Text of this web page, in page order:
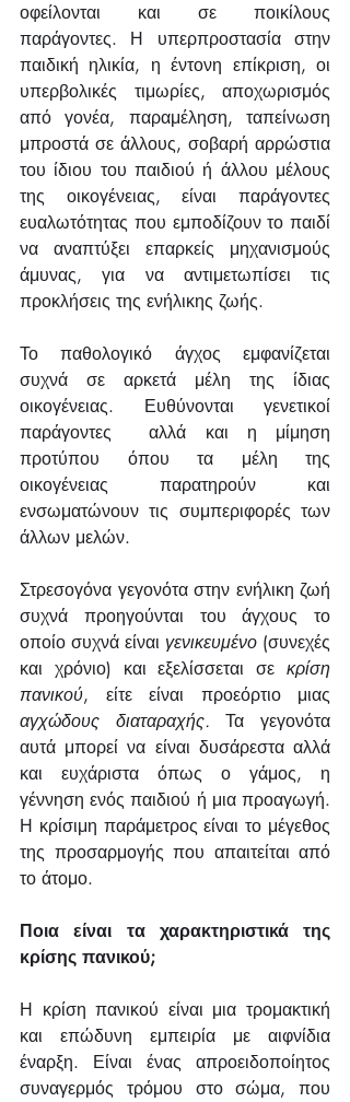
οφείλονται και σε ποικίλους
παράγοντες. Η υπερπροστασία στην
παιδική ηλικία, η έντονη επίκριση, οι
υπερβολικές τιμωρίες, αποχωρισμός
από γονέα, παραμέληση, ταπείνωση
μπροστά σε άλλους, σοβαρή αρρώστια
του ίδιου του παιδιού ή άλλου μέλους
της οικογένειας, είναι παράγοντες
ευαλωτότητας που εμποδίζουν το παιδί
να αναπτύξει επαρκείς μηχανισμούς
άμυνας, για να αντιμετωπίσει τις
προκλήσεις της ενήλικης ζωής.
Το παθολογικό άγχος εμφανίζεται
συχνά σε αρκετά μέλη της ίδιας
οικογένειας. Ευθύνονται γενετικοί
παράγοντες  αλλά και η μίμηση
προτύπου όπου τα μέλη της
οικογένειας παρατηρούν και
ενσωματώνουν τις συμπεριφορές των
άλλων μελών.
Στρεσογόνα γεγονότα στην ενήλικη ζωή
συχνά προηγούνται του άγχους το
οποίο συχνά είναι γενικευμένο (συνεχές
και χρόνιο) και εξελίσσεται σε κρίση
πανικού
αγχώδους διαταραχής. Τα γεγονότα
αυτά μπορεί να είναι δυσάρεστα αλλά
και ευχάριστα όπως ο γάμος, η
γέννηση ενός παιδιού ή μια προαγωγή.
Η κρίσιμη παράμετρος είναι το μέγεθος
της προσαρμογής που απαιτείται από
το άτομο.
Ποια είναι τα χαρακτηριστικά της
κρίσης πανικού;
Η κρίση πανικού είναι μια τρομακτική
και επώδυνη εμπειρία με αιφνίδια
έναρξη. Είναι ένας απροειδοποίητος
συναγερμός τρόμου στο σώμα, που